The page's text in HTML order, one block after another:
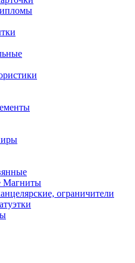
Магниты
ограничители